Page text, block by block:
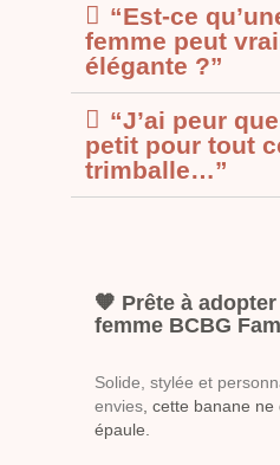
“Est-ce
femme peut
élégante ?”
“J’ai peur
petit pour tout
trimballe…”
🧡 Prête à
femme BCBG
Solide, stylée et
envies , cette banane
épaule.